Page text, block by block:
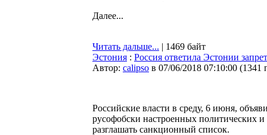
Далее...
Читать дальше... | 1469 байт
Эстония : Россия ответила Эстонии
Автор: calipso в 07/06/2018 07:10:00 (1341
Российские власти в среду, 6 июня,
русофобски настроенных политических
разглашать санкционный список.